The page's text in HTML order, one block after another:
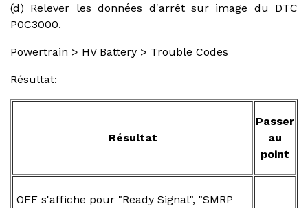
(d) Relever les données d'arrêt sur image du DTC
P0C3000.
Powertrain > HV Battery > Trouble Codes
Résultat:
Résultat
Passer
au
point
OFF s'affiche pour "Ready Signal", "SMRP